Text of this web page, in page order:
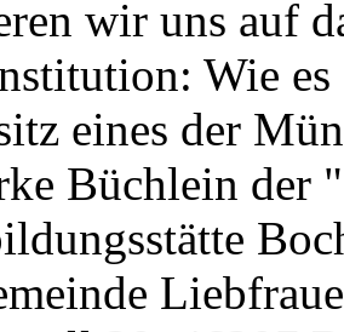
wir uns auf
Wie
eines der
Büchlein der